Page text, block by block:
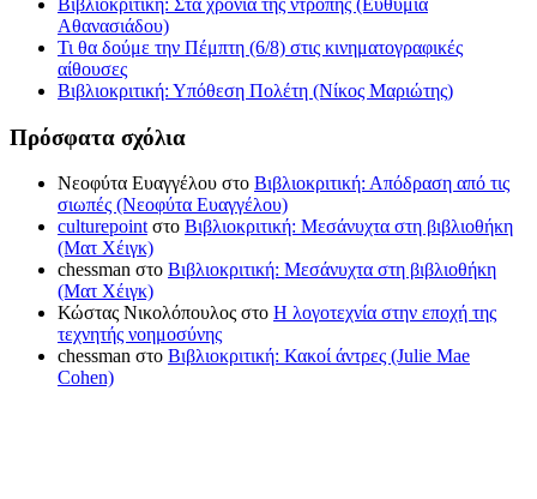
Βιβλιοκριτική: Στα χρόνια της ντροπής (Ευθυμία
Αθανασιάδου)
Τι θα δούμε την Πέμπτη (6/8) στις κινηματογραφικές
αίθουσες
Βιβλιοκριτική: Υπόθεση Πολέτη (Νίκος Μαριώτης)
Πρόσφατα σχόλια
Νεοφύτα Ευαγγέλου στο Βιβλιοκριτική: Απόδραση από τις
σιωπές (Νεοφύτα Ευαγγέλου)
culturepointστο Βιβλιοκριτική: Μεσάνυχτα στη βιβλιοθήκη
(Ματ Χέιγκ)
chessman στο Βιβλιοκριτική: Μεσάνυχτα στη βιβλιοθήκη
(Ματ Χέιγκ)
Κώστας Νικολόπουλος στο Η λογοτεχνία στην εποχή της
τεχνητής νοημοσύνης
chessman στο Βιβλιοκριτική: Κακοί άντρες (Julie Mae
Cohen)